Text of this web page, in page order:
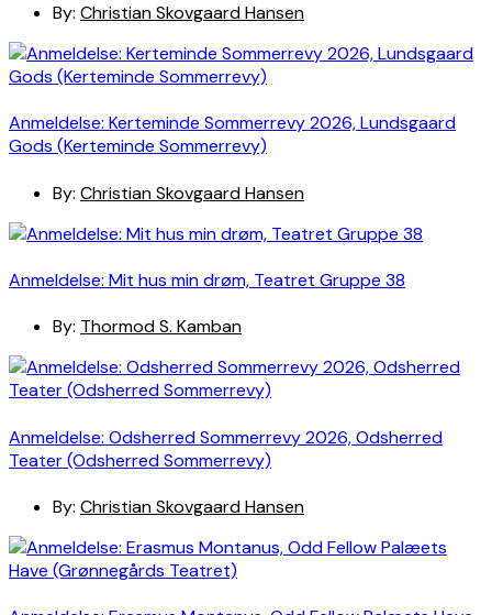
By: Christian Skovgaard Hansen
Anmeldelse: Kerteminde Sommerrevy 2026, Lundsgaard
Gods (Kerteminde Sommerrevy)
By: Christian Skovgaard Hansen
Anmeldelse: Mit hus min drøm, Teatret Gruppe 38
By: Thormod S. Kamban
Anmeldelse: Odsherred Sommerrevy 2026, Odsherred
Teater (Odsherred Sommerrevy)
By: Christian Skovgaard Hansen